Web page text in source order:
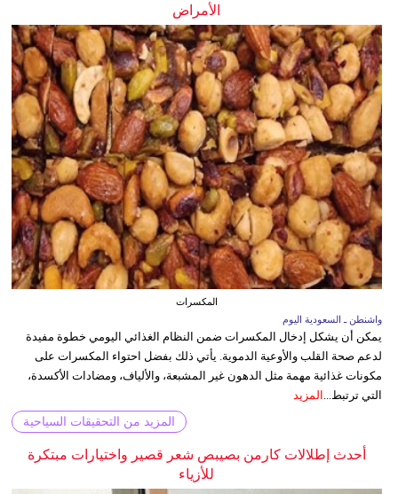
الأمراض
المكسرات
واشنطن ـ السعودية اليوم
يمكن أن يشكل إدخال المكسرات ضمن النظام الغذائي اليومي خطوة مفيدة
لدعم صحة القلب والأوعية الدموية. يأتي ذلك بفضل احتواء المكسرات على
مكونات غذائية مهمة مثل الدهون غير المشبعة، والألياف، ومضادات الأكسدة،
التي ترتبط... المزيد
المزيد من التحقيقات السياحية
أحدث إطلالات كارمن بصيبص شعر قصير واختيارات مبتكرة
للأزياء